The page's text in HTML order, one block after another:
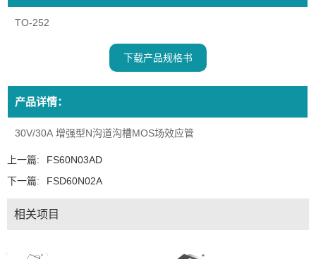
TO-252
下载产品规格书
产品详情：
30V/30A 增强型N沟道沟槽MOS场效应管
上一篇:
FS60N03AD
下一篇:
FSD60N02A
相关项目